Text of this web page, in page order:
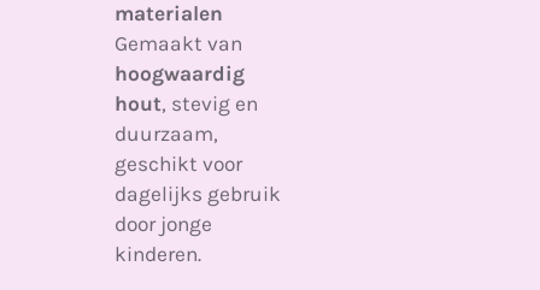
materialen
Gemaakt van
hoogwaardig
hout, stevig en
duurzaam,
geschikt voor
dagelijks gebruik
door jonge
kinderen.